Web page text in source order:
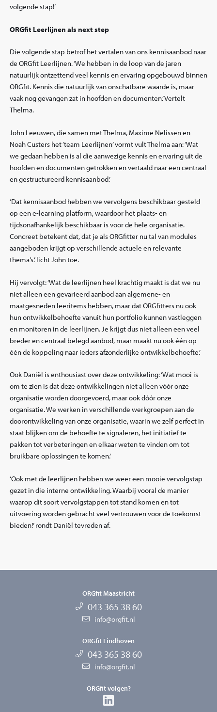
volgende stap!’
ORGfit Leerlijnen als next step
Die volgende stap betrof het vertalen van ons kennisaanbod naar
de ORGfit Leerlijnen. ‘We hebben in de loop van de jaren
natuurlijk ontzettend veel kennis en ervaring opgebouwd binnen
ORGfit. Kennis die natuurlijk van onschatbare waarde is, maar
vaak nog gevangen zat in hoofden en documenten.’ Vertelt
Thelma.
John Leeuwen, die samen met Thelma, Maxime Nelissen en
Noah Custers het ‘team Leerlijnen’ vormt vult Thelma aan: ‘Wat
we gedaan hebben is al die aanwezige kennis en ervaring uit de
hoofden en documenten getrokken en vertaald naar een centraal
en gestructureerd kennisaanbod.’
‘Dat kennisaanbod hebben we vervolgens beschikbaar gesteld
op een e-learning platform, waardoor het plaats- en
tijdsonafhankelijk beschikbaar is voor de hele organisatie.
Concreet betekent dat, dat je als ORGfitter nu tal van modules
aangeboden krijgt op verschillende actuele en relevante
thema’s.’ licht John toe.
Hij vervolgt: ‘Wat de leerlijnen heel krachtig maakt is dat we nu
niet alleen een gevarieerd aanbod aan algemene- en
maatgesneden leeritems hebben, maar dat ORGfitters nu ook
hun ontwikkelbehoefte vanuit hun portfolio kunnen vastleggen
en monitoren in de leerlijnen. Je krijgt dus niet alleen een veel
breder en centraal belegd aanbod, maar maakt nu ook één op
één de koppeling naar ieders afzonderlijke ontwikkelbehoefte.’
Ook Daniël is enthousiast over deze ontwikkeling: ‘Wat mooi is
om te zien is dat deze ontwikkelingen niet alleen vóór onze
organisatie worden doorgevoerd, maar ook dóór onze
organisatie. We werken in verschillende werkgroepen aan de
doorontwikkeling van onze organisatie, waarin we zelf perfect in
staat blijken om de behoefte te signaleren, het initiatief te
pakken tot verbeteringen en elkaar weten te vinden om tot
bruikbare oplossingen te komen.’
‘Ook met de leerlijnen hebben we weer een mooie vervolgstap
gezet in die interne ontwikkeling. Waarbij vooral de manier
waarop dit soort vervolgstappen tot stand komen en tot
uitvoering worden gebracht veel vertrouwen voor de toekomst
bieden!’ rondt Daniël tevreden af.
ORGfit Maastricht
043 365 38 60
info@orgfit.nl
ORGfit Eindhoven
043 365 38 60
info@orgfit.nl
ORGfit volgen?